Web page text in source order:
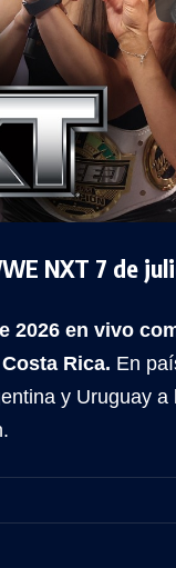
NXT 7 de
2026 en vivo
Rica. En
y Uruguay